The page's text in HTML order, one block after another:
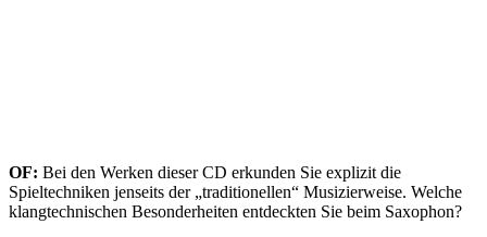
OF: Bei den Werken dieser CD erkunden Sie explizit die
Spieltechniken jenseits der „traditionellen“ Musizierweise. Welche
klangtechnischen Besonderheiten entdeckten Sie beim Saxophon?